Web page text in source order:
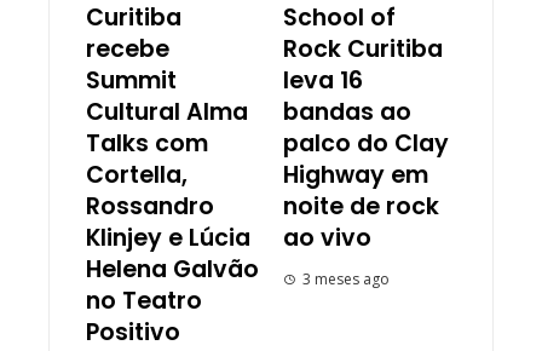
Curitiba
recebe
Summit
Cultural Alma
Talks com
Cortella,
Rossandro
Klinjey e Lúcia
Helena Galvão
no Teatro
Positivo
School of
Rock Curitiba
leva 16
bandas ao
palco do Clay
Highway em
noite de rock
ao vivo
3 meses ago